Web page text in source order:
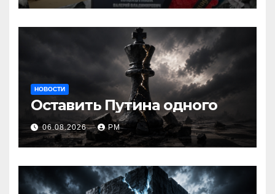
НОВОСТИ
Оставить Путина одного
06.08.2026 РМ